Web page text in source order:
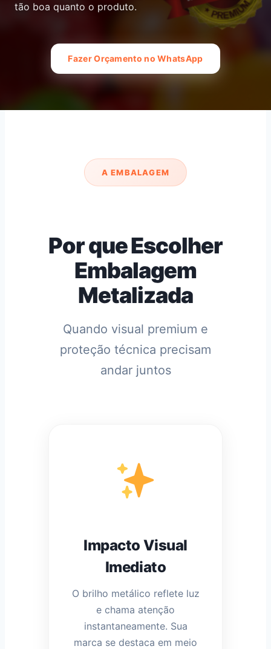
tão boa quanto o produto.
Fazer Orçamento no WhatsApp
A EMBALAGEM
Por que Escolher
Embalagem
Metalizada
Quando visual premium e
proteção técnica precisam
andar juntos
Impacto Visual
Imediato
O brilho metálico reflete luz
e chama atenção
instantaneamente. Sua
marca se destaca em meio